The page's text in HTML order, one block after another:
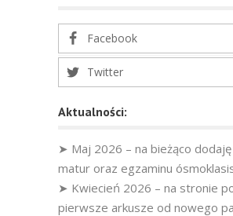
Facebook
Twitter
Aktualności:
➤ Maj 2026 – na bieżąco
matur oraz egzaminu
➤ Kwiecień 2026 – na stronie
pierwsze arkusze od nowego